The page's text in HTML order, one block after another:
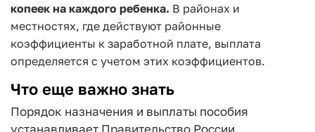
копеек на каждого ребенка. В районах и
местностях, где действуют районные
коэффициенты к заработной плате, выплата
определяется с учетом этих коэффициентов.
Что еще важно знать
Порядок назначения и выплаты пособия
устанавливает Правительство России.